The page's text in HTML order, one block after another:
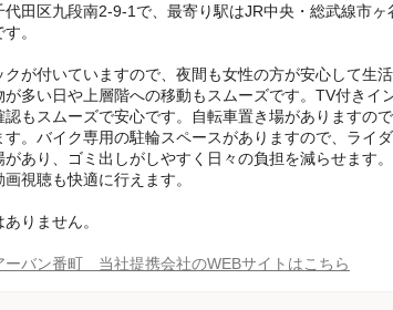
代田区九段南2-9-1で、最寄り駅はJR中央・総武線市
。
クが付いていますので、夜間も女性の方が安心して生
が多い日や上層階への移動もスムーズです。TV付きイ
認もスムーズで安心です。自転車置き場がありますの
す。バイク専用の駐輪スペースがありますので、ライ
があり、ゴミ出しがしやすく日々の負担を減らせます
視聴も快適に行えます。
りません。
ーバン番町 当社提携会社のWEBサイトはこちら